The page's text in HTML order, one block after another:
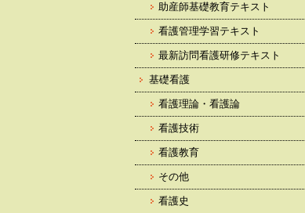
助産師基礎教育テキスト
看護管理学習テキスト
最新訪問看護研修テキスト
基礎看護
看護理論・看護論
看護技術
看護教育
その他
看護史